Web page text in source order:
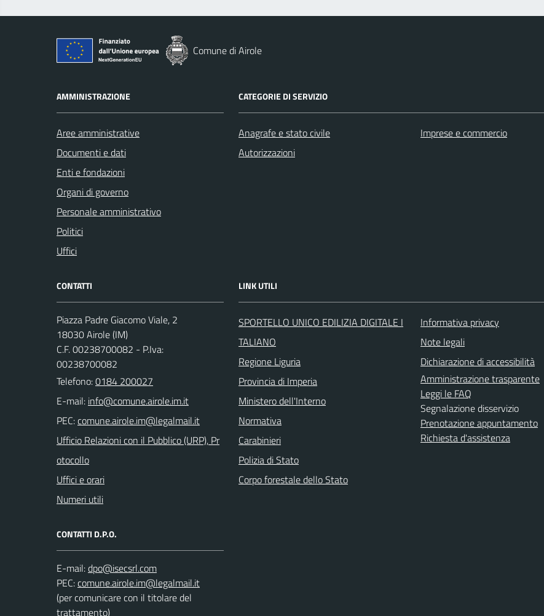
Comune di Airole
AMMINISTRAZIONE
Aree amministrative
Documenti e dati
Enti e fondazioni
Organi di governo
Personale amministrativo
Politici
Uffici
CATEGORIE DI SERVIZIO
Anagrafe e stato civile
Autorizzazioni
Imprese e commercio
CONTATTI
Piazza Padre Giacomo Viale, 2
18030 Airole (IM)
C.F. 00238700082 - P.Iva:
00238700082
Telefono:0184 200027
E-mail:
PEC:
Ufficio Relazioni con il Pubblico (URP), Pr
otocollo
Uffici e orari
Numeri utili
CONTATTI D.P.O.
E-mail:
PEC:
(per comunicare con il titolare del
trattamento)
LINK UTILI
SPORTELLO UNICO EDILIZIA DIGITALE I
TALIANO
Regione Liguria
Provincia di Imperia
Ministero dell'Interno
Normativa
Carabinieri
Polizia di Stato
Corpo forestale dello Stato
Informativa privacy
Note legali
Dichiarazione di accessibilità
Amministrazione trasparente
Leggi le FAQ
Segnalazione disservizio
Prenotazione appuntamento
Richiesta d'assistenza